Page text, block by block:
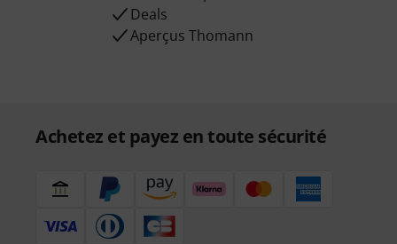
Deals
Aperçus Thomann
Achetez et payez en toute sécurité